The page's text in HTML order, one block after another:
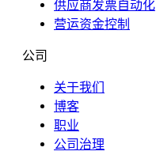
供应商发票自动化
营运资金控制
公司
关于我们
博客
职业
公司治理